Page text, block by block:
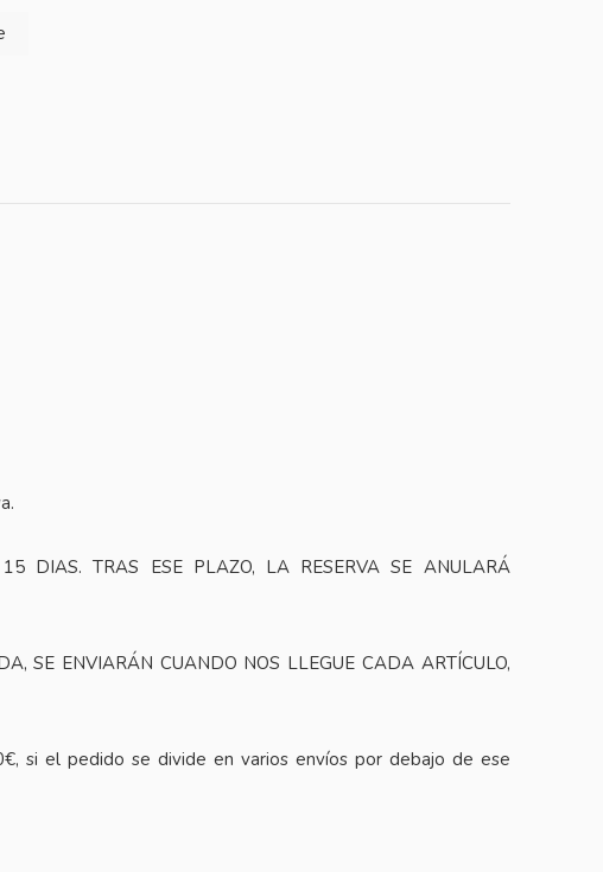
DIAS. TRAS ESE PLAZO, LA RESERVA SE ANULARÁ
SE ENVIARÁN CUANDO NOS LLEGUE CADA ARTÍCULO,
si el pedido se divide en varios envíos por debajo de ese